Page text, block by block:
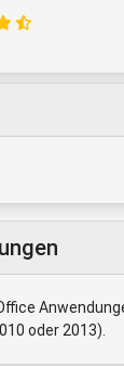
oder 2013).